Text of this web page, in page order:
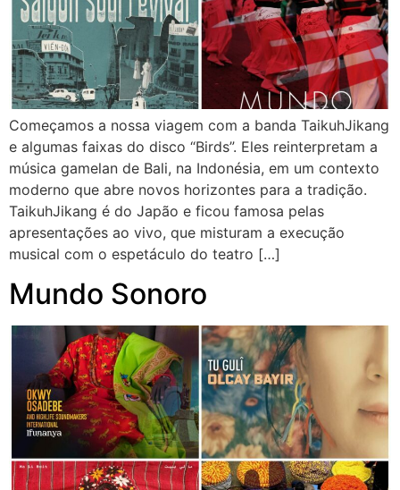
Começamos a nossa viagem com a banda TaikuhJikang
e algumas faixas do disco “Birds”. Eles reinterpretam a
música gamelan de Bali, na Indonésia, em um contexto
moderno que abre novos horizontes para a tradição.
TaikuhJikang é do Japão e ficou famosa pelas
apresentações ao vivo, que misturam a execução
musical com o espetáculo do teatro […]
Mundo Sonoro